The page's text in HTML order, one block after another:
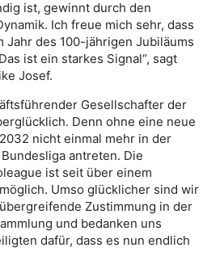
ist, gewinnt durch den
Ich freue mich sehr, dass
Jahr des 100-jährigen Jubiläums
ist ein starkes Signal“, sagt
Josef.
Gesellschafter der
Denn ohne eine neue
nicht einmal mehr in der
antreten. Die
ist seit über einem
Umso glücklicher sind wir
Zustimmung in der
und bedanken uns
dafür, dass es nun endlich